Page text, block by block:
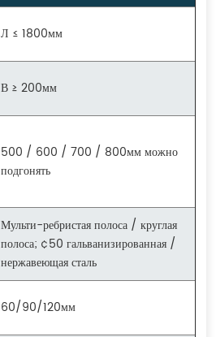
Л ≤ 1800мм
В ≥ 200мм
500 / 600 / 700 / 800мм можно
подгонять
Мульти-ребристая полоса / круглая
полоса; ¢50 гальванизированная /
нержавеющая сталь
60/90/120мм